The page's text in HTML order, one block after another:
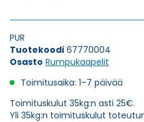
4G4,0
PUR
Tuotekoodi 67770004
Osasto Rumpukaapelit
Toimitusaika: 1–7 päivää
Toimituskulut 35kg:n asti 25€.
Yli 35kg:n toimituskulut